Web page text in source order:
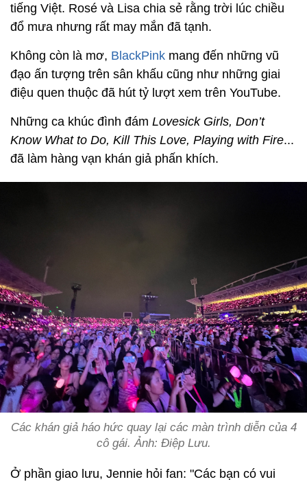
tiếng Việt. Rosé và Lisa chia sẻ rằng trời lúc chiều
đổ mưa nhưng rất may mắn đã tạnh.
Không còn là mơ, BlackPink mang đến những vũ
đạo ấn tượng trên sân khấu cũng như những giai
điệu quen thuộc đã hút tỷ lượt xem trên YouTube.
Những ca khúc đình đám Lovesick Girls, Don’t
Know What to Do, Kill This Love, Playing with Fire...
đã làm hàng vạn khán giả phấn khích.
Các khán giả háo hức quay lại các màn trình diễn của 4
cô gái. Ảnh: Điệp Lưu.
Ở phần giao lưu, Jennie hỏi fan: "Các bạn có vui